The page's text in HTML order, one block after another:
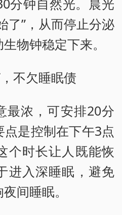
分钟自然光。晨光
了”，从而停止分泌
物钟稳定下来。
不欠睡眠债
最浓，可安排20分
是控制在下午3点
个时长让人既能恢
进入深睡眠，避免
间睡眠。